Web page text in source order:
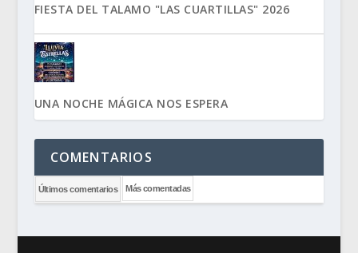
FIESTA DEL TALAMO "LAS CUARTILLAS" 2026
UNA NOCHE MÁGICA NOS ESPERA
COMENTARIOS
Últimos comentarios Más comentadas